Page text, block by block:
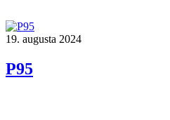
19. augusta 2024
P95